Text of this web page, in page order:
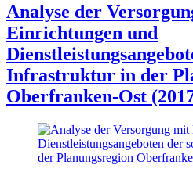
Analyse der
Einrichtungen und
Infrastruktur in der
Oberfranken-Ost